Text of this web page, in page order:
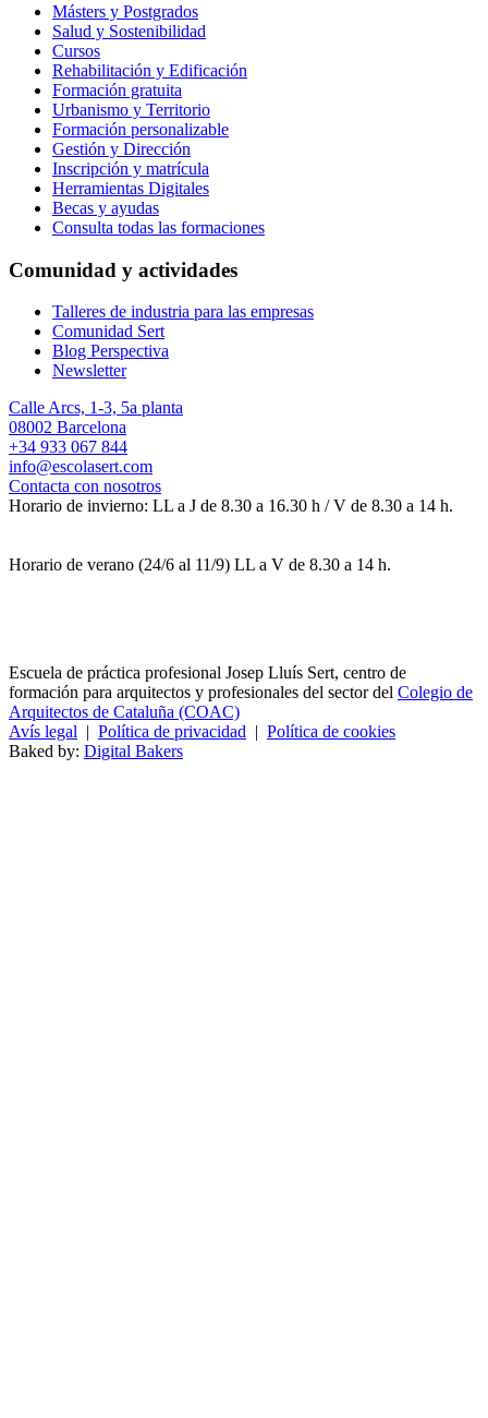
Másters y Postgrados
Salud y Sostenibilidad
Cursos
Rehabilitación y Edificación
Formación gratuita
Urbanismo y Territorio
Formación personalizable
Gestión y Dirección
Inscripción y matrícula
Herramientas Digitales
Becas y ayudas
Consulta todas las formaciones
Comunidad y actividades
Talleres de industria para las empresas
Comunidad Sert
Blog Perspectiva
Newsletter
Calle Arcs, 1-3, 5a planta
08002 Barcelona
+34 933 067 844
info@escolasert.com
Contacta con nosotros
Horario de invierno: LL a J de 8.30 a 16.30 h / V de 8.30 a 14 h.
Horario de verano (24/6 al 11/9) LL a V de 8.30 a 14 h.
Escuela de práctica profesional Josep Lluís Sert, centro de
formación para arquitectos y profesionales del sector del Colegio de
Arquitectos de Cataluña (COAC)
Avís legal | Política de privacidad | Política de cookies
Baked by: Digital Bakers